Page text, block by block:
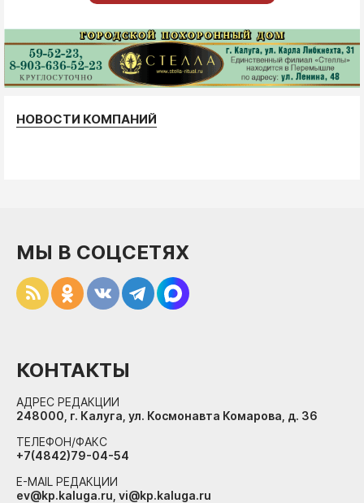
НОВОСТИ КОМПАНИЙ
МЫ В СОЦСЕТЯХ
КОНТАКТЫ
АДРЕС РЕДАКЦИИ
248000, г. Калуга, ул. Космонавта Комарова, д. 36
ТЕЛЕФОН/ФАКС
+7(4842)79-04-54
E-MAIL РЕДАКЦИИ
ev@kp.kaluga.ru, vi@kp.kaluga.ru